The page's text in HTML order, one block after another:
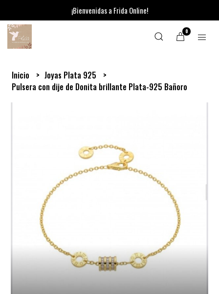
¡Bienvenidas a Frida Online!
0
Inicio
Joyas Plata 925
Pulsera con dije de Donita brillante Plata-925 Bañoro